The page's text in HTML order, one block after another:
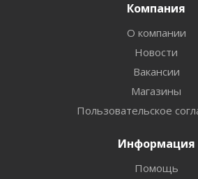
Компания
О компании
Новости
Вакансии
Магазины
Пользовательское
Информация
Помощь